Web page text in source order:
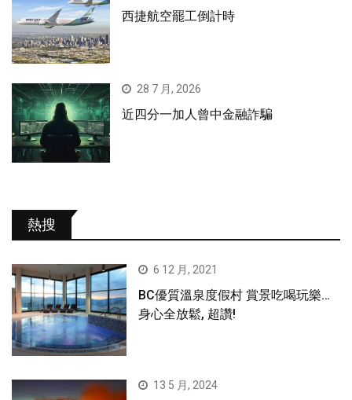
西捷航空罷工倒計時
28 7 月, 2026
近四分一加人曾中金融詐騙
熱搜
6 12 月, 2021
BC優質溫泉度假村 賞景吃喝玩樂…
身心全放鬆, 超讚!
13 5 月, 2024